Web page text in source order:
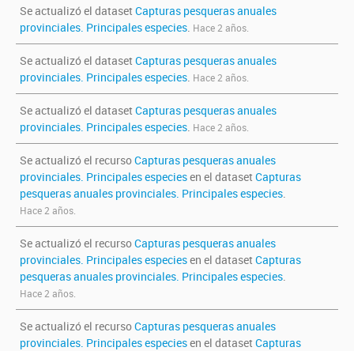
Se actualizó el dataset Capturas pesqueras anuales
provinciales. Principales especies. Hace 2 años.
Se actualizó el dataset Capturas pesqueras anuales
provinciales. Principales especies. Hace 2 años.
Se actualizó el dataset Capturas pesqueras anuales
provinciales. Principales especies. Hace 2 años.
Se actualizó el recursoCapturas pesqueras anuales
provinciales. Principales especiesen el dataset Capturas
pesqueras anuales provinciales. Principales especies.
Hace 2 años.
Se actualizó el recursoCapturas pesqueras anuales
provinciales. Principales especiesen el dataset Capturas
pesqueras anuales provinciales. Principales especies.
Hace 2 años.
Se actualizó el recursoCapturas pesqueras anuales
provinciales. Principales especiesen el dataset Capturas